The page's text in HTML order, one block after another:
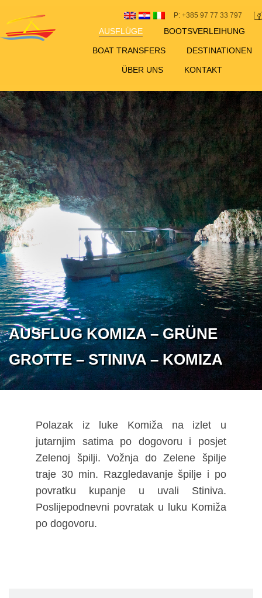
P: +385 97 77 33 797
AUSFLÜGE BOOTSVERLEIHUNG
BOAT TRANSFERS DESTINATIONEN
ÜBER UNS KONTAKT
AUSFLUG KOMIZA – GRÜNE
GROTTE – STINIVA – KOMIZA
Polazak iz luke Komiža na izlet u
jutarnjim satima po dogovoru i posjet
Zelenoj špilji. Vožnja do Zelene špilje
traje 30 min. Razgledavanje špilje i po
povratku kupanje u uvali Stiniva.
Poslijepodnevni povratak u luku Komiža
po dogovoru.